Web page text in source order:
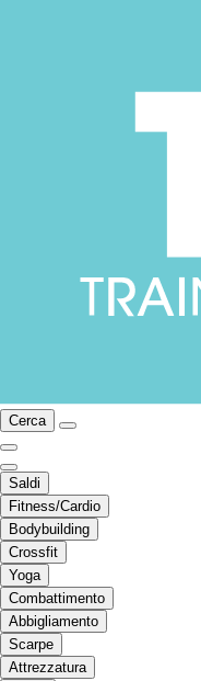
Cerca
Saldi
Fitness/Cardio
Bodybuilding
Crossfit
Yoga
Combattimento
Abbigliamento
Scarpe
Attrezzatura